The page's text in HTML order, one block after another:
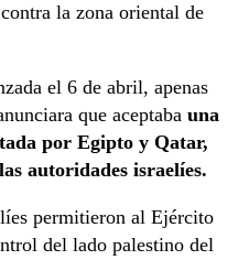
la zona oriental de
el 6 de abril, apenas
que aceptaba una
por Egipto y Qatar,
autoridades israelíes.
permitieron al Ejército
del lado palestino del